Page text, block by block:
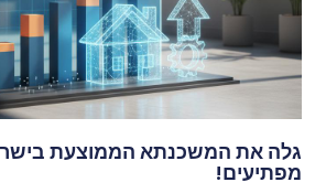
גלה את המשכנתא הממוצעת
מפתיעים!